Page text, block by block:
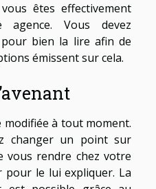
êtes effectivement
agence. Vous devez
bien la lire afin de
émissent sur cela.
à tout moment.
changer un point sur
rendre chez votre
pour le lui expliquer. La